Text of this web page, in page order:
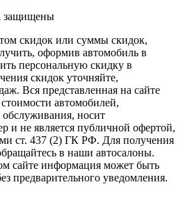
защищены
скидок или суммы скидок,
оформив автомобиль в
персональную скидку в
скидок уточняйте,
Вся представленная на сайте
автомобилей,
обслуживания, носит
и не является публичной офертой,
ст. 437 (2) ГК РФ. Для получения
в наши автосалоны.
сайте информация может быть
предварительного уведомления.